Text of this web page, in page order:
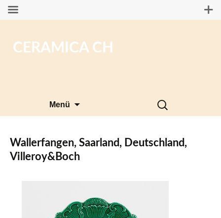
CERAMICA CH
Menü
Suchen
nach:
Wallerfangen, Saarland, Deutschland,
Villeroy&Boch